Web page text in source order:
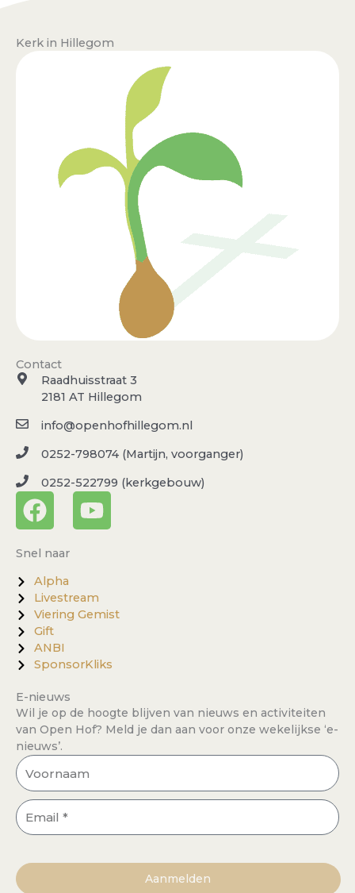
Kerk in Hillegom
Contact
Raadhuisstraat 3
2181 AT Hillegom
info@openhofhillegom.nl
0252-798074 (Martijn, voorganger)
0252-522799 (kerkgebouw)
F
a
c
e
b
o
o
k
Y
o
u
b
Snel naar
Alpha
Livestream
Viering Gemist
Gift
ANBI
SponsorKliks
E-nieuws
Wil je op de hoogte blijven van nieuws en activiteiten
van Open Hof? Meld je dan aan voor onze wekelijkse ‘e-
nieuws’.
Voornaam
Email
Aanmelden